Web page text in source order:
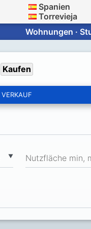
Spanien
Torrevieja
Wohnungen ·
Kaufen
VERKAUF
▼ Nutzfläche min,